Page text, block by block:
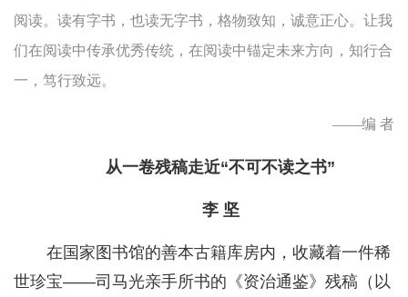
阅读。读有字书，也读无字书，格物致知，诚意正心。让我
们在阅读中传承优秀传统，在阅读中锚定未来方向，知行合
一，笃行致远。
——编 者
从一卷残稿走近“不可不读之书”
李 坚
在国家图书馆的善本古籍库房内，收藏着一件稀
世珍宝——司马光亲手所书的《资治通鉴》残稿（以